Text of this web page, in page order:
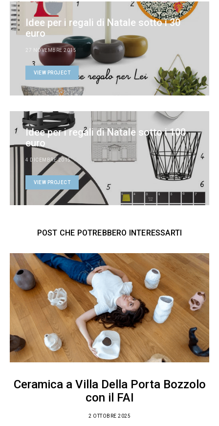
Idee per i regali di Natale sotto i 30
euro
27 NOVEMBRE 2015
VIEW PROJECT
Idee per i regali di Natale sotto i 100
euro
4 DICEMBRE 2015
VIEW PROJECT
POST CHE POTREBBERO INTERESSARTI
Ceramica a Villa Della Porta Bozzolo
con il FAI
2 OTTOBRE 2025